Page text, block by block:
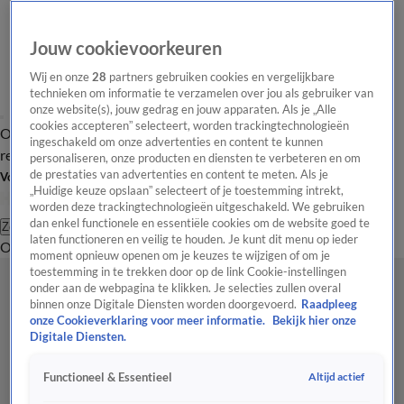
Overzicht Laatste nieuws Regionieuws Het beste van Hart
Tip de
redactie
Volg Hart van Nederland
Zoeken
OverzichtRegioUitzendingenWeerTip de redactiePanelVideo's
Jouw cookievoorkeuren
Wij en onze28 partners gebruiken cookies en vergelijkbare
technieken om informatie te verzamelen over jou als gebruiker van
onze website(s), jouw gedrag en jouw apparaten. Als je „Alle
cookies accepteren” selecteert, worden trackingtechnologieën
ingeschakeld om onze advertenties en content te kunnen
personaliseren, onze producten en diensten te verbeteren en om
de prestaties van advertenties en content te meten. Als je
„Huidige keuze opslaan” selecteert of je toestemming intrekt,
worden deze trackingtechnologieën uitgeschakeld. We gebruiken
dan enkel functionele en essentiële cookies om de website goed te
laten functioneren en veilig te houden. Je kunt dit menu op ieder
moment opnieuw openen om je keuzes te wijzigen of om je
toestemming in te trekken door op de link Cookie-instellingen
onder aan de webpagina te klikken. Je selecties zullen overal
binnen onze Digitale Diensten worden doorgevoerd. Raadpleeg
onze Cookieverklaring voor meer informatie.
Bekijk hier onze
Digitale Diensten.
Functioneel & Essentieel Altijd actief